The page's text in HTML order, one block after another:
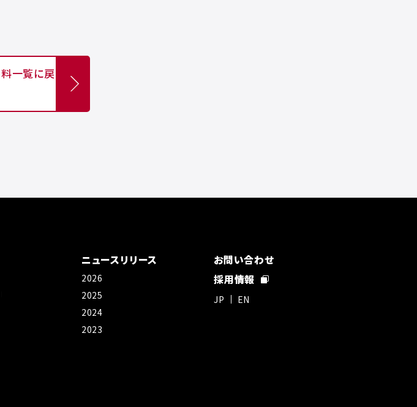
一覧に戻
ニュースリリース
2026
2025
2024
2023
お問い合わせ
採用情報
JP EN